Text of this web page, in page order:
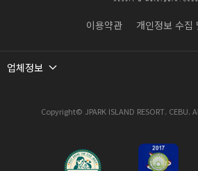
이용약관 개인정보 수집
업체정보
Copyright© JPARK ISLAND RESORT. CEBU.